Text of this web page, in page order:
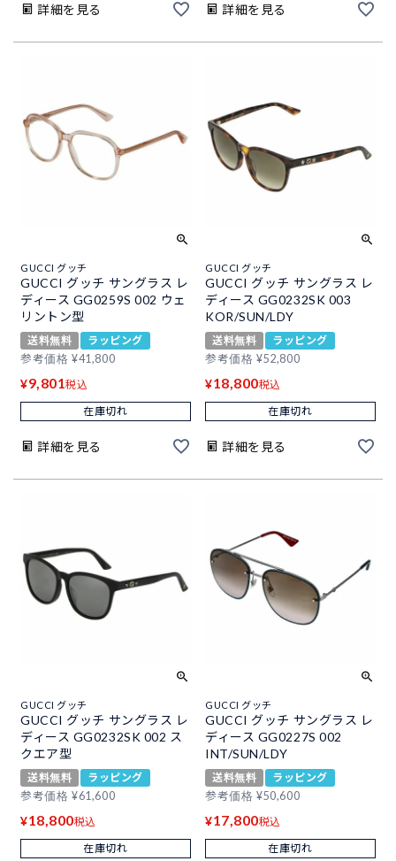
詳細を見る 詳細を見る
GUCCI グッチ
GUCCI グッチ サングラス レ
ディース GG0259S 002 ウェ
リントン型
送料無料
ラッピング
参考価格 ¥41,800
¥9,801税込
在庫切れ
詳細を見る
GUCCI グッチ
GUCCI グッチ サングラス レ
ディース GG0232SK 003
KOR/SUN/LDY
送料無料
ラッピング
参考価格 ¥52,800
¥18,800税込
在庫切れ
詳細を見る
GUCCI グッチ
GUCCI グッチ サングラス レ
ディース GG0232SK 002 ス
クエア型
送料無料
ラッピング
参考価格 ¥61,600
¥18,800税込
在庫切れ
GUCCI グッチ
GUCCI グッチ サングラス レ
ディース GG0227S 002
INT/SUN/LDY
送料無料
ラッピング
参考価格 ¥50,600
¥17,800税込
在庫切れ